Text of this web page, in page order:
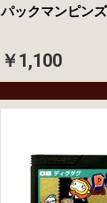
パックマンピン
￥1,100